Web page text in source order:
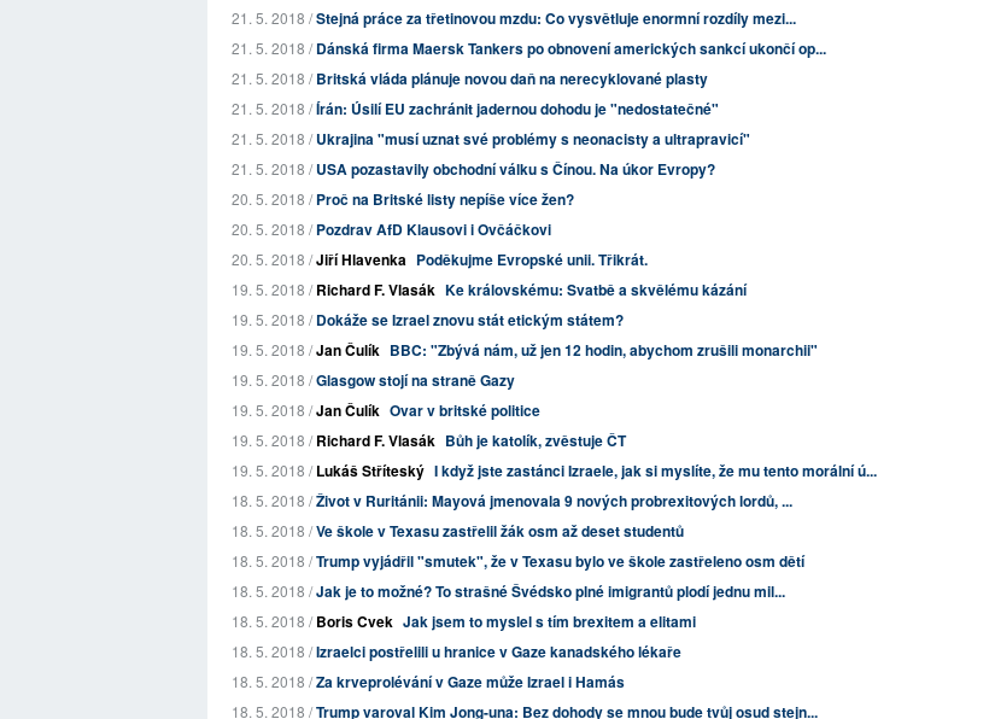
21. 5. 2018 /Stejná práce za třetinovou mzdu: Co vysvětluje enormní rozdíly mezi...
21. 5. 2018 /Dánská firma Maersk Tankers po obnovení amerických sankcí ukončí op...
21. 5. 2018 /Britská vláda plánuje novou daň na nerecyklované plasty
21. 5. 2018 /Írán: Úsilí EU zachránit jadernou dohodu je "nedostatečné"
21. 5. 2018 /Ukrajina "musí uznat své problémy s neonacisty a ultrapravicí"
21. 5. 2018 /USA pozastavily obchodní válku s Čínou. Na úkor Evropy?
20. 5. 2018 /Proč na Britské listy nepíše více žen?
20. 5. 2018 /Pozdrav AfD Klausovi i Ovčáčkovi
20. 5. 2018 /Jiří Hlavenka Poděkujme Evropské unii. Třikrát.
19. 5. 2018 /Richard F. Vlasák Ke královskému: Svatbě a skvělému kázání
19. 5. 2018 /Dokáže se Izrael znovu stát etickým státem?
19. 5. 2018 /Jan Čulík BBC: "Zbývá nám, už jen 12 hodin, abychom zrušili monarchii"
19. 5. 2018 /Glasgow stojí na straně Gazy
19. 5. 2018 /Jan Čulík Ovar v britské politice
19. 5. 2018 /Richard F. Vlasák Bůh je katolík, zvěstuje ČT
19. 5. 2018 /Lukáš Stříteský I když jste zastánci Izraele, jak si myslíte, že mu tento morální ú...
18. 5. 2018 /Život v Ruritánii: Mayová jmenovala 9 nových probrexitových lordů, ...
18. 5. 2018 /Ve škole v Texasu zastřelil žák osm až deset studentů
18. 5. 2018 /Trump vyjádřil "smutek", že v Texasu bylo ve škole zastřeleno osm dětí
18. 5. 2018 /Jak je to možné? To strašné Švédsko plné imigrantů plodí jednu mil...
18. 5. 2018 /Boris Cvek Jak jsem to myslel s tím brexitem a elitami
18. 5. 2018 /Izraelci postřelili u hranice v Gaze kanadského lékaře
18. 5. 2018 /Za krveprolévání v Gaze může Izrael i Hamás
18. 5. 2018 /Trump varoval Kim Jong-una: Bez dohody se mnou bude tvůj osud stejn...